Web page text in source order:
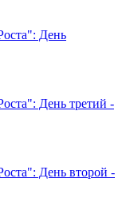
День
День третий -
День второй -